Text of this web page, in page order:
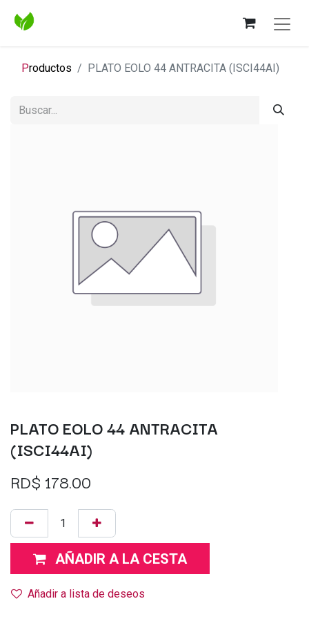
Productos PLATO EOLO 44 ANTRACITA (ISCI44AI)
PLATO EOLO 44 ANTRACITA
(ISCI44AI)
RD$ 178.00
AÑADIR A LA CESTA
Añadir a lista de deseos